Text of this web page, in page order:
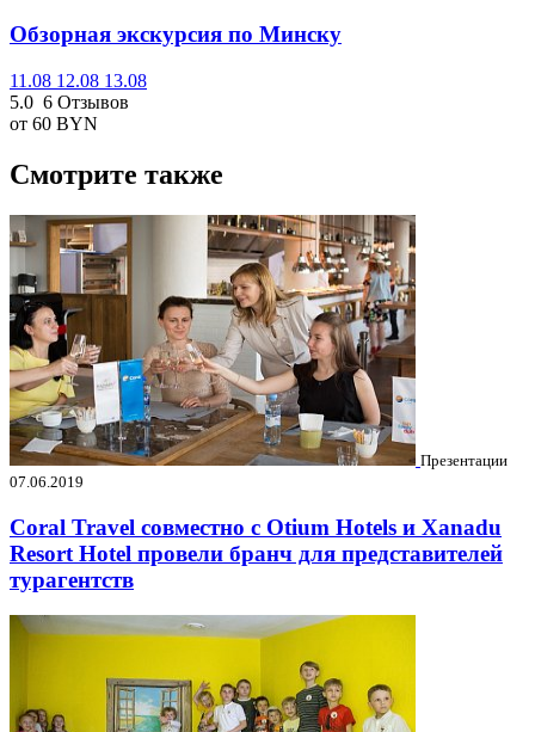
Обзорная экскурсия по Минску
11.08 12.08 13.08
5.0 6 Отзывов
от 60 BYN
Смотрите также
Презентации
07.06.2019
Coral Travel совместно с Otium Hotels и Xanadu
Resort Hotel провели бранч для представителей
турагентств